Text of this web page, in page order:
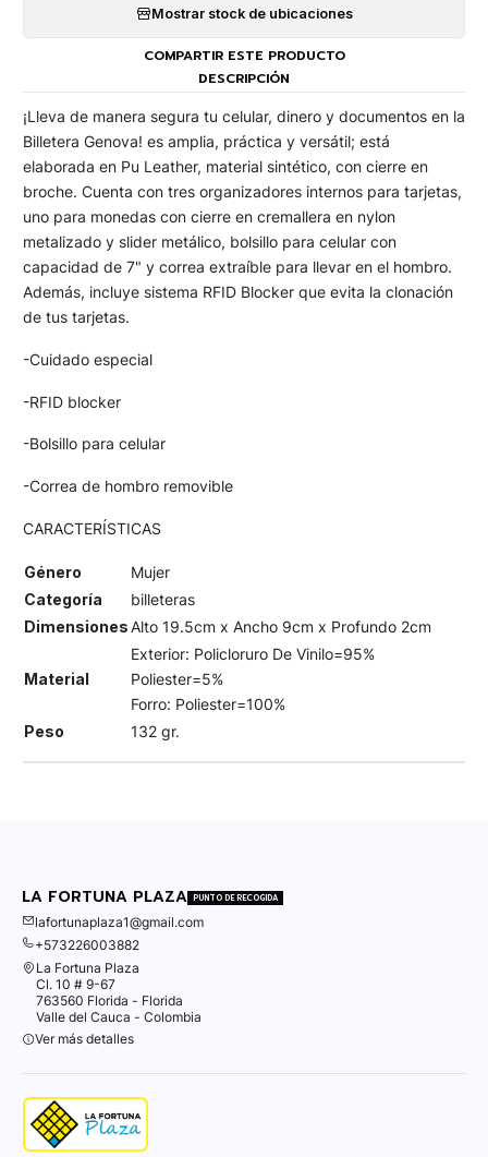
Mostrar stock de ubicaciones
COMPARTIR ESTE PRODUCTO
DESCRIPCIÓN
¡Lleva de manera segura tu celular, dinero y documentos en la
Billetera Genova! es amplia, práctica y versátil; está
elaborada en Pu Leather, material sintético, con cierre en
broche. Cuenta con tres organizadores internos para tarjetas,
uno para monedas con cierre en cremallera en nylon
metalizado y slider metálico, bolsillo para celular con
capacidad de 7" y correa extraíble para llevar en el hombro.
Además, incluye sistema RFID Blocker que evita la clonación
de tus tarjetas.
-Cuidado especial
-RFID blocker
-Bolsillo para celular
-Correa de hombro removible
CARACTERÍSTICAS
Género
Mujer
Categoría
billeteras
Dimensiones Alto 19.5cm x Ancho 9cm x Profundo 2cm
Material
Exterior: Policloruro De Vinilo=95%
Poliester=5%
Forro: Poliester=100%
Peso
132 gr.
LA FORTUNA PLAZA PUNTO DE RECOGIDA
lafortunaplaza1@gmail.com
+573226003882
La Fortuna Plaza
Cl. 10 # 9-67
763560 Florida - Florida
Valle del Cauca - Colombia
Ver más detalles